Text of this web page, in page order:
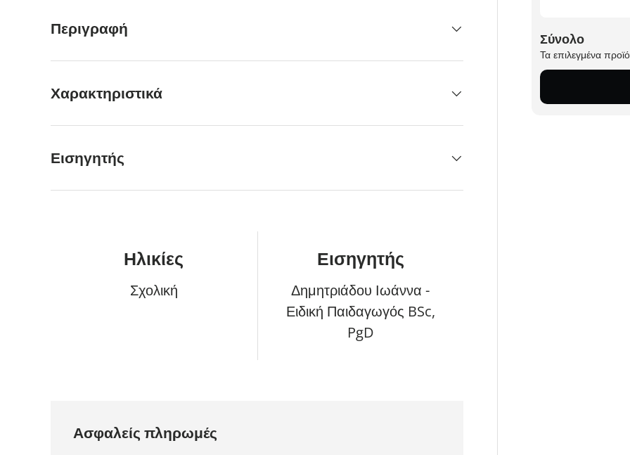
Σύνολο
Τα επιλεγμένα
Περιγραφή
Χαρακτηριστικά
Εισηγητής
Ηλικίες
Σχολική
Εισηγητής
Δημητριάδου Ιωάννα -
Ειδική Παιδαγωγός BSc,
PgD
Ασφαλείς πληρωμές